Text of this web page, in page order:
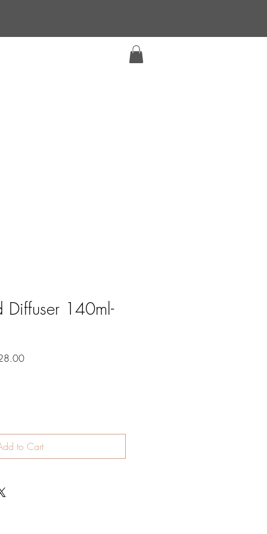
Diffuser 140ml-
Sale
to Cart